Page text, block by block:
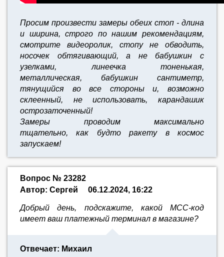
Просим произвести замеры обеих стоп - длина
и ширина, строго по нашим рекомендациям,
смотрите видеоролик, стопу не обводить,
носочек обтягивающий, а не бабушкин с
узелками, линеечка тоненькая,
металлическая, бабушкин сантиметр,
тянущийся во все стороны и, возможно
склеенный, не использовать, карандашик
острозаточенный!
Замеры проводим максимально
тщательно, как будто ракету в космос
запускаем!
Вопрос № 23282
Автор: Сергей
06.12.2024, 16:22
Добрый день, подскажите, какой МСС-код
имеет ваш платежный терминал в магазине?
Отвечает: Михаил